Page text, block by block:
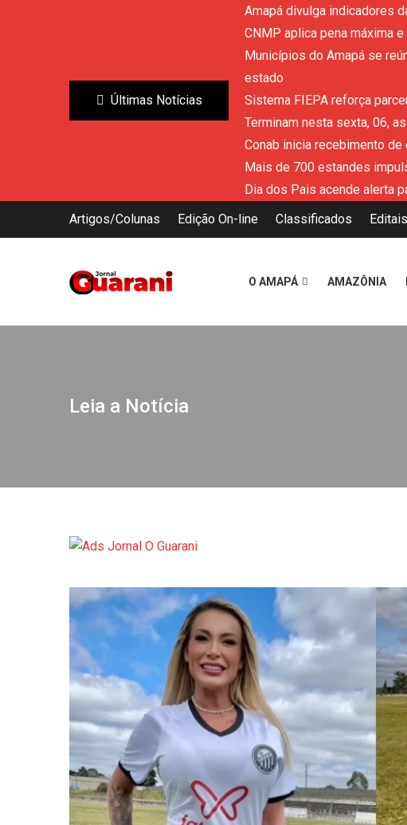
Últimas Notícias
Amapá divulga indicadores
CNMP aplica pena máxima
Municípios do Amapá se
estado
Sistema FIEPA reforça
Terminam nesta sexta, 06,
Conab inicia recebimento
Mais de 700 estandes
Dia dos Pais acende alerta
Artigos/Colunas
Edição On-line Classificados Editais
O AMAPÁ AMAZÔNIA
Leia a Notícia